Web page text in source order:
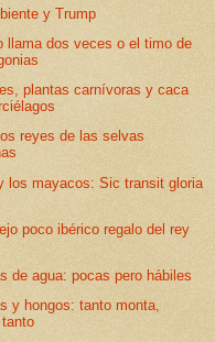
y Trump
llama dos veces o el timo de
plantas carnívoras y caca
reyes de las selvas
los mayacos: Sic transit gloria
poco ibérico regalo del rey
de agua: pocas pero hábiles
y hongos: tanto monta,